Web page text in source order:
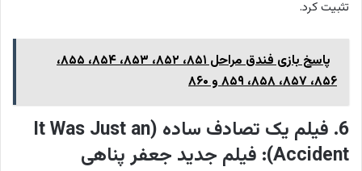
تثبیت کرد.
پاسخ بازی فندق مراحل ۸۵۱، ۸۵۲، ۸۵۳، ۸۵۴، ۸۵۵،
۸۵۶، ۸۵۷، ۸۵۸، ۸۵۹ و ۸۶۰
6. فیلم یک تصادف ساده (It Was Just an
Accident): فیلم جدید جعفر پناهی